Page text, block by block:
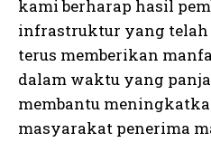
kami berharap hasil
infrastruktur yang
terus memberikan
dalam waktu yang
membantu
masyarakat penerima